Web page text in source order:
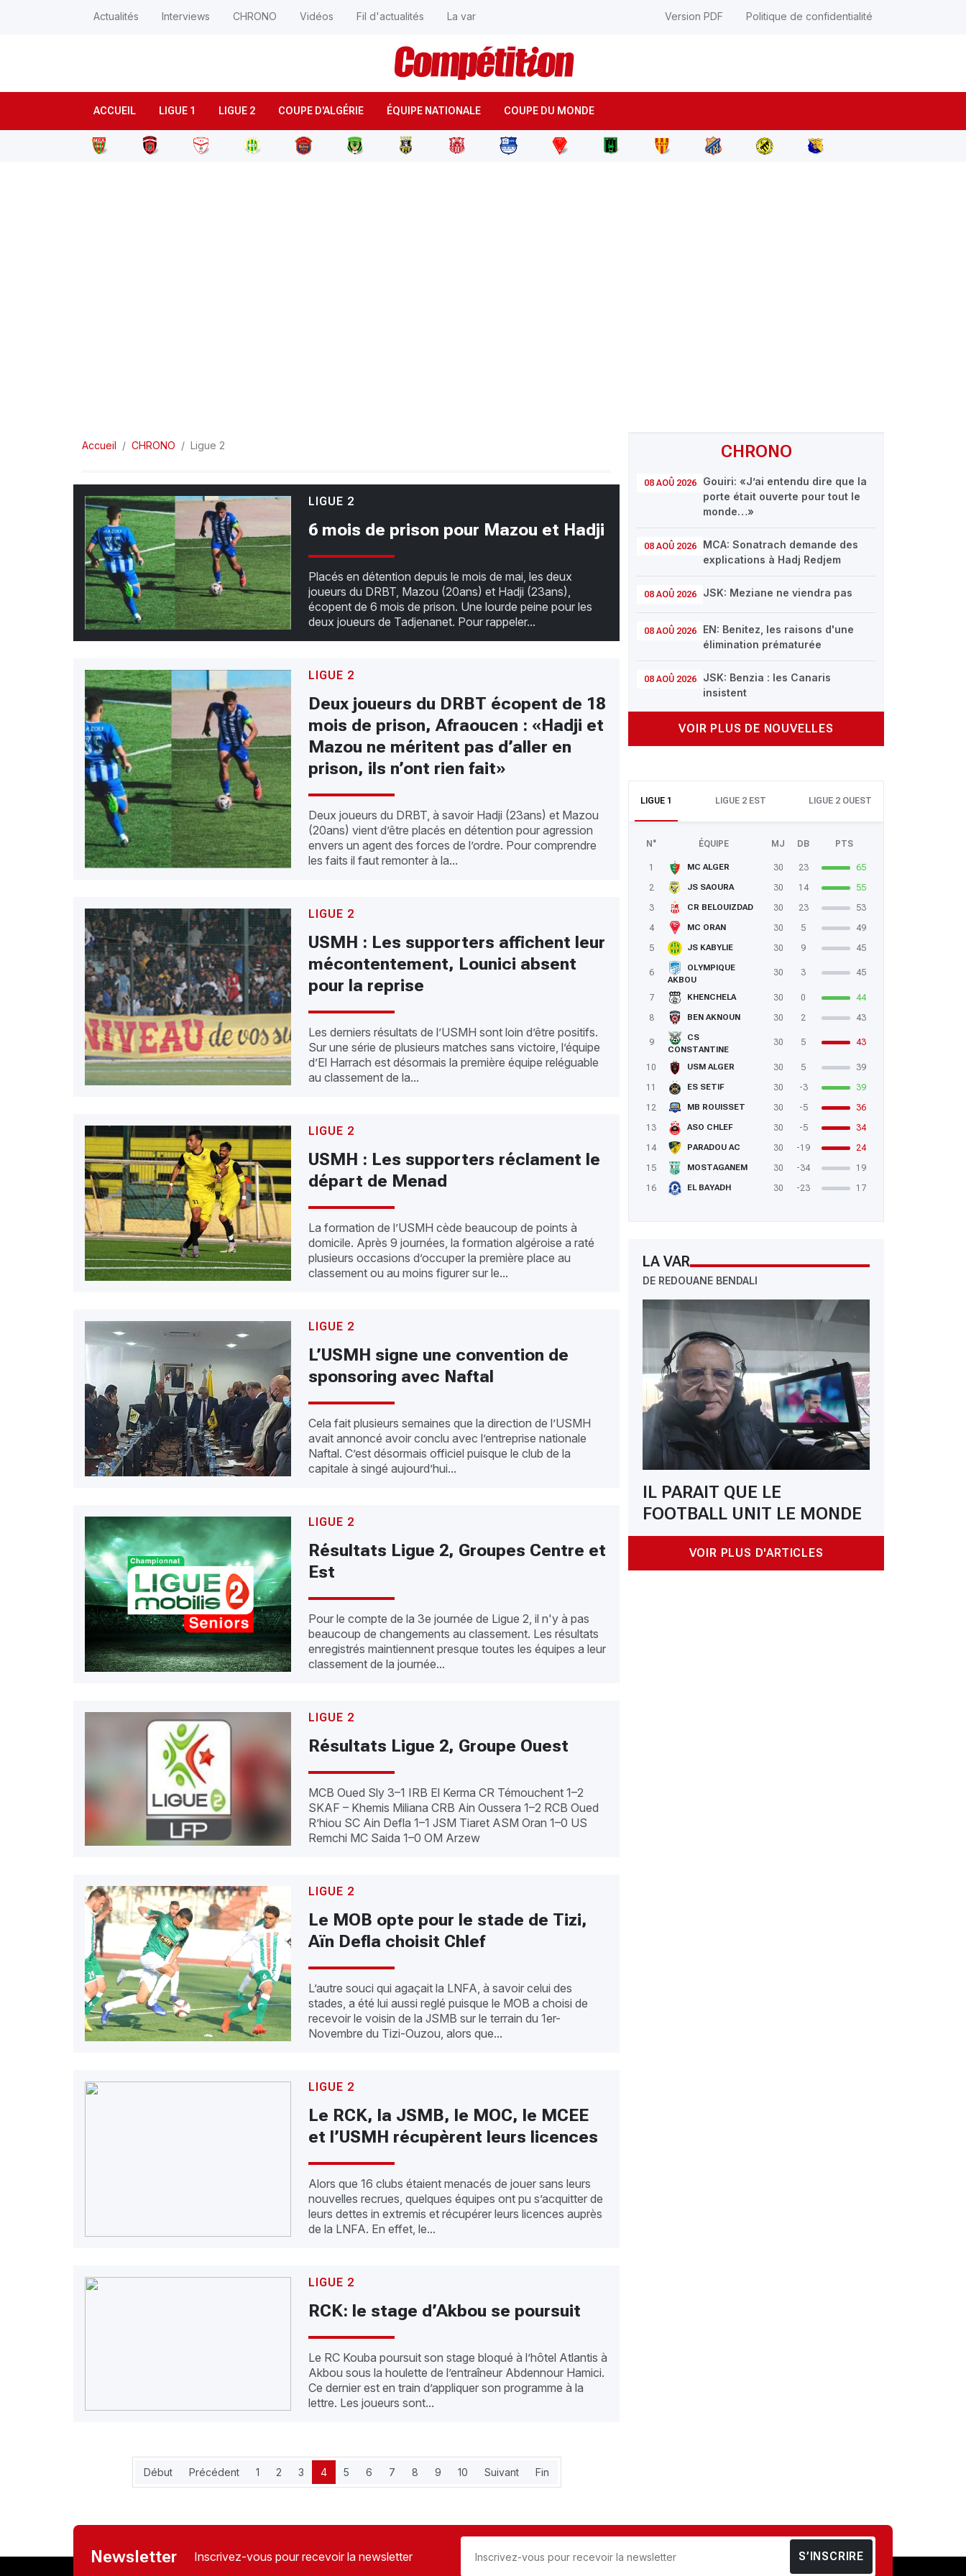
ACCUEIL LIGUE 1 LIGUE 2 COUPE D'ALGÉRIE ÉQUIPE NATIONALE COUPE DU MONDE
Actualités Interviews CHRONO Vidéos Fil d'actualités La var Version PDF Politique de confidentialité
CHRONO
08 AOÛ 2026
Gouiri: «J’ai entendu dire que la
porte était ouverte pour tout le
monde…»
08 AOÛ 2026
MCA: Sonatrach demande des
explications à Hadj Redjem
08 AOÛ 2026 JSK: Meziane ne viendra pas
08 AOÛ 2026
EN: Benitez, les raisons d'une
élimination prématurée
08 AOÛ 2026
JSK: Benzia : les Canaris
insistent
VOIR PLUS DE NOUVELLES
LIGUE 1 LIGUE 2 EST LIGUE 2 OUEST
N° ÉQUIPE MJ DB PTS
1 MC ALGER 30 23
65
2
JS SAOURA 30 14
55
3
CR BELOUIZDAD 30 23
53
4
MC ORAN 30 5
49
5
JS KABYLIE 30 9 45
6
OLYMPIQUE
AKBOU
30 3 45
7 KHENCHELA 30 0
44
8
BEN AKNOUN 30 2 43
9
CS
CONSTANTINE
30 5 43
10 USM ALGER 30 5
39
11
ES SETIF 30 -3
39
12
MB ROUISSET 30 -5
36
13
ASO CHLEF 30 -5
34
14
PARADOU AC 30 -19
24
15
MOSTAGANEM 30 -34
19
16
EL BAYADH 30 -23 17
LA VAR
DE REDOUANE BENDALI
IL PARAIT QUE LE
FOOTBALL UNIT LE MONDE
VOIR PLUS D'ARTICLES
Accueil CHRONO Ligue 2
LIGUE 2
6 mois de prison pour Mazou et Hadji
Placés en détention depuis le mois de mai, les deux
joueurs du DRBT, Mazou (20ans) et Hadji (23ans),
écopent de 6 mois de prison. Une lourde peine pour les
deux joueurs de Tadjenanet. Pour rappeler...
LIGUE 2
Deux joueurs du DRBT écopent de 18
mois de prison, Afraoucen : «Hadji et
Mazou ne méritent pas d’aller en
prison, ils n’ont rien fait»
Deux joueurs du DRBT, à savoir Hadji (23ans) et Mazou
(20ans) vient d’être placés en détention pour agression
envers un agent des forces de l’ordre. Pour comprendre
les faits il faut remonter à la...
LIGUE 2
USMH : Les supporters affichent leur
mécontentement, Lounici absent
pour la reprise
Les derniers résultats de l’USMH sont loin d’être positifs.
Sur une série de plusieurs matches sans victoire, l’équipe
d’El Harrach est désormais la première équipe reléguable
au classement de la...
LIGUE 2
USMH : Les supporters réclament le
départ de Menad
La formation de l’USMH cède beaucoup de points à
domicile. Après 9 journées, la formation algéroise a raté
plusieurs occasions d’occuper la première place au
classement ou au moins figurer sur le...
LIGUE 2
L’USMH signe une convention de
sponsoring avec Naftal
Cela fait plusieurs semaines que la direction de l’USMH
avait annoncé avoir conclu avec l’entreprise nationale
Naftal. C’est désormais officiel puisque le club de la
capitale à singé aujourd’hui...
LIGUE 2
Résultats Ligue 2, Groupes Centre et
Est
Pour le compte de la 3e journée de Ligue 2, il n'y à pas
beaucoup de changements au classement. Les résultats
enregistrés maintiennent presque toutes les équipes a leur
classement de la journée...
LIGUE 2
Résultats Ligue 2, Groupe Ouest
MCB Oued Sly 3–1 IRB El Kerma CR Témouchent 1–2
SKAF – Khemis Miliana CRB Ain Oussera 1–2 RCB Oued
R’hiou SC Ain Defla 1–1 JSM Tiaret ASM Oran 1–0 US
Remchi MC Saida 1–0 OM Arzew
LIGUE 2
Le MOB opte pour le stade de Tizi,
Aïn Defla choisit Chlef
L’autre souci qui agaçait la LNFA, à savoir celui des
stades, a été lui aussi reglé puisque le MOB a choisi de
recevoir le voisin de la JSMB sur le terrain du 1er-
Novembre du Tizi-Ouzou, alors que...
LIGUE 2
Le RCK, la JSMB, le MOC, le MCEE
et l’USMH récupèrent leurs licences
Alors que 16 clubs étaient menacés de jouer sans leurs
nouvelles recrues, quelques équipes ont pu s’acquitter de
leurs dettes in extremis et récupérer leurs licences auprès
de la LNFA. En effet, le...
LIGUE 2
RCK: le stage d’Akbou se poursuit
Le RC Kouba poursuit son stage bloqué à l’hôtel Atlantis à
Akbou sous la houlette de l’entraîneur Abdennour Hamici.
Ce dernier est en train d’appliquer son programme à la
lettre. Les joueurs sont...
Début Précédent 1 2 3 4 5 6 7 8 9 10 Suivant Fin
Newsletter Inscrivez-vous pour recevoir la newsletter S’INSCRIRE